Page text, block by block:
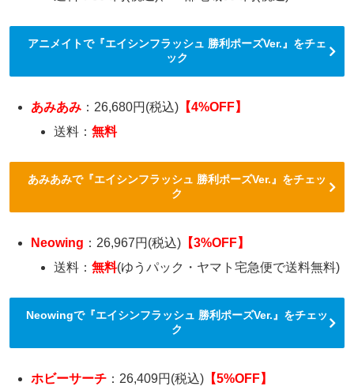
アニメイトで『エイシンフラッシュ 勝利ポーズVer.』をチェ
ック
あみあみ ：26,680円(税込) 【4%OFF】
送料：無料
あみあみで『エイシンフラッシュ 勝利ポーズVer.』をチェッ
ク
Neowing ：26,967円(税込) 【3%OFF】
送料：無料(ゆうパック・ヤマト宅急便で送料無料)
Neowingで『エイシンフラッシュ 勝利ポーズVer.』をチェッ
ク
ホビーサーチ ：26,409円(税込) 【5%OFF】